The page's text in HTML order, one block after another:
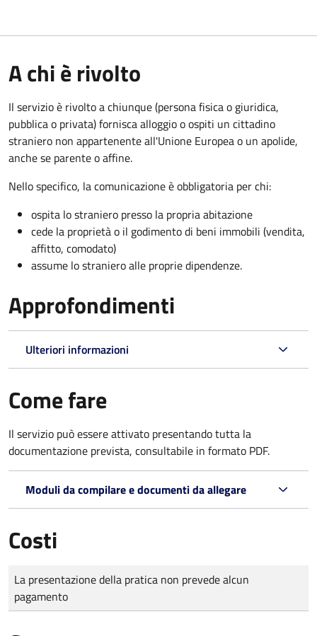
A chi è rivolto
Il servizio è rivolto a chiunque (persona fisica o giuridica,
pubblica o privata) fornisca alloggio o ospiti un cittadino
straniero non appartenente all'Unione Europea o un apolide,
anche se parente o affine.
Nello specifico, la comunicazione è obbligatoria per chi:
ospita lo straniero presso la propria abitazione
cede la proprietà o il godimento di beni immobili (vendita,
affitto, comodato)
assume lo straniero alle proprie dipendenze.
Approfondimenti
Ulteriori informazioni
Come fare
Il servizio può essere attivato presentando tutta la
documentazione prevista, consultabile in formato PDF.
Moduli da compilare e documenti da allegare
Costi
Tipo di pagamento
Importo
La presentazione della pratica non prevede alcun
pagamento